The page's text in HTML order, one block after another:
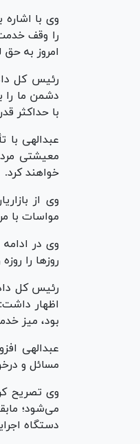
وی با
را وقف
امروز به
رئیس کل
دشمن ما را
با حداکثر
عبدالهی
معیشتی
خواهند کرد.
وی از
مواسات با
وی در
روز‌ها را
رئیس کل
اظهار
بود، میز
مسائل و
وی تصریح
می‌شود؛
دستگاه